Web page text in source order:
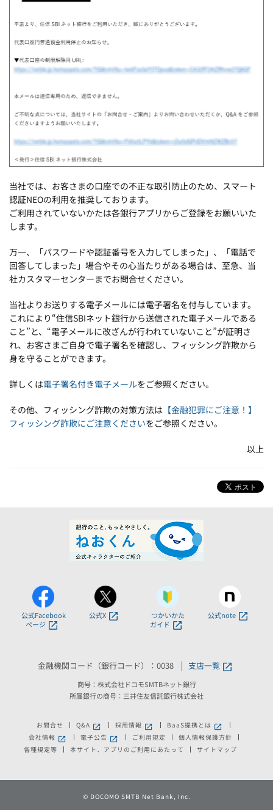
当社では、お客さまの口座での不正な取引防止のため、スマート
認証NEOの利用を推奨しております。
ご利用されていないかたは各銀行アプリからご登録をお願いいた
します。
万一、「パスワードや認証番号を入力してしまった」、「電話で
回答してしまった」場合やその心当たりがある場合は、至急、当
社カスタマーセンターまでお問合せください。
当社よりお送りする電子メールには電子署名を付与しています。
これにより“住信SBIネット銀行から送信された電子メールである
こと”と、“電子メールに改ざんが行われていないこと”が証明さ
れ、お客さまご自身で電子署名を確認し、フィッシング詐欺から
身を守ることができます。
詳しくは電子署名付き電子メールをご参照ください。
その他、フィッシング詐欺の対策方法は 【金融犯罪にご注意！】
フィッシング詐欺にご注意くださいをご参照ください。
以上
公式Facebook
ページ
公式X
つかいかた
ガイド
公式note
金融機関コード（銀行コード）：0038 支店一覧
商号：株式会社ドコモSMTBネット銀行
所属銀行の商号：三井住友信託銀行株式会社
お問合せ Q&A 新しいウィンドウで開きます。
採用情報 新しいウィンドウで開きます。
BaaS提携とは 新しいウィンドウ
会社情報新しいウィンドウで開きます。
電子公告新しいウィンドウで開きます。
ご利用規定
個人情報保護方針
各種規定等
本サイト、アプリのご利用にあたって サイトマップ
© DOCOMO SMTB Net Bank, Inc.